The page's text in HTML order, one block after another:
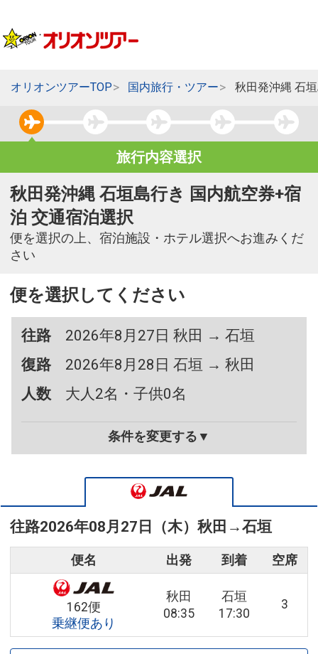
オリオンツアーTOP 国内旅行・ツアー 秋田発沖縄 石
旅行内容選択
秋田発沖縄 石垣島行き 国内航空券+宿
泊 交通宿泊選択
便を選択の上、宿泊施設・ホテル選択へお進みくだ
さい
便を選択してください
往路
2026年8月27日 秋田 → 石垣
復路
2026年8月28日 石垣 → 秋田
人数
大人2名・子供0名
条件を変更する▼
往路2026年08月27日（木） 秋田 →石垣
便名 出発 到着 空席
162便
乗継便あり
秋田
08:35
石垣
17:30
3